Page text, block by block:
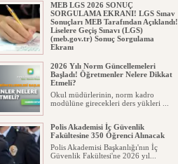
MEB LGS 2026 SONUÇ
SORGULAMA EKRANI! LGS Sınav
Sonuçları MEB Tarafından Açıklandı!
Liselere Geçiş Sınavı (LGS)
(meb.gov.tr) Sonuç Sorgulama
Ekranı
Milyonlarca öğrenci için ...
2026 Yılı Norm Güncellemeleri
Başladı! Öğretmenler Nelere Dikkat
Etmeli?
Okul müdürlerinin, norm kadro
modülüne girecekleri ders yükleri ...
Polis Akademisi İç Güvenlik
Fakültesine 350 Öğrenci Alınacak
Polis Akademisi Başkanlığı'nın İç
Güvenlik Fakültesi'ne 2026 yıl...